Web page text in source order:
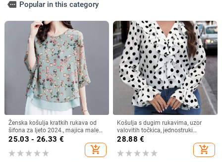
more Popular in this category
Ženska košulja kratkih rukava od
šifona za ljeto 2024., majica male
veličine, plus size
25.03 - 26.33 €
add_shopping_cart
Košulja s dugim rukavima, uzor
valovitih točkica, jednostruki
zatvarač, poliester 90–95%
28.88 €
add_shopping_cart